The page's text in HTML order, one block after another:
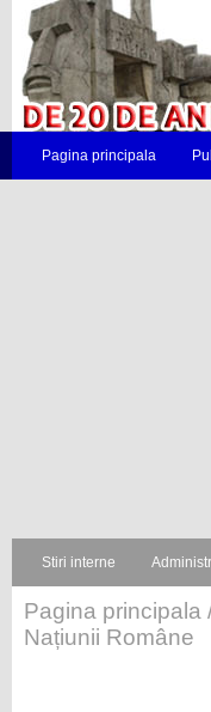
Pagina principala
Stiri interne
Pagina principala
Națiunii Române